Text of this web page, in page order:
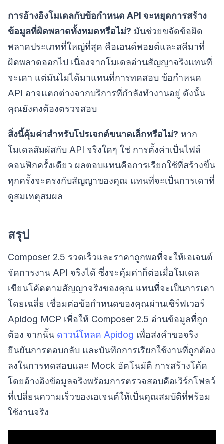
การอ้างอิงโมเดลกับข้อกำหนด API จะหยุดการสร้าง
ข้อมูลที่ผิดพลาดทั้งหมดหรือไม่? มันช่วยขจัดข้อผิด
พลาดประเภทที่ใหญ่ที่สุด คือเอนด์พอยต์และสคีมาที่
ผิดพลาดออกไป เนื่องจากโมเดลอ่านสัญญาจริงแทนที่
จะเดา แต่มันไม่ได้มาแทนที่การทดสอบ ข้อกำหนด
API อาจแตกต่างจากบริการที่กำลังทำงานอยู่ ดังนั้น
คุณยังคงต้องตรวจสอบ
สิ่งนี้คุ้มค่าสำหรับโปรเจกต์ขนาดเล็กหรือไม่? หาก
โมเดลสัมผัสกับ API จริงใดๆ ใช่ การตั้งค่าเป็นไฟล์
คอนฟิกครั้งเดียว ผลตอบแทนคือการเรียกใช้ที่สร้างขึ้น
ทุกครั้งจะตรงกับสัญญาของคุณ แทนที่จะเป็นการเดาที่
ดูสมเหตุสมผล
สรุป
Composer 2.5 รวดเร็วและราคาถูกพอที่จะให้เอเจนต์
จัดการงาน API จริงได้ ซึ่งจะคุ้มค่าก็ต่อเมื่อโมเดล
เขียนโค้ดตามสัญญาจริงของคุณ แทนที่จะเป็นการเดา
โดยเฉลี่ย เชื่อมต่อข้อกำหนดของคุณผ่านเซิร์ฟเวอร์
Apidog MCP เพื่อให้ Composer 2.5 อ่านข้อมูลที่ถูก
ต้อง จากนั้น ดาวน์โหลด Apidog เพื่อส่งคำขอจริง
ยืนยันการตอบกลับ และบันทึกการเรียกใช้งานที่ถูกต้อง
ลงในการทดสอบและ Mock อัตโนมัติ การสร้างโค้ด
โดยอ้างอิงข้อมูลจริงพร้อมการตรวจสอบคือเวิร์กโฟลว์
ที่เปลี่ยนความเร็วของเอเจนต์ให้เป็นคุณสมบัติที่พร้อม
ใช้งานจริง